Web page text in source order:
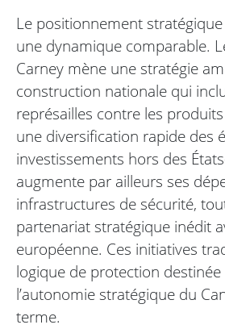
Le positionnement
une dynamique comparable.
Carney mène une stratégie
construction nationale qui
représailles contre les
une diversification rapide des
investissements hors des
augmente par ailleurs ses
infrastructures de sécurité,
partenariat stratégique inédit
européenne. Ces initiatives
logique de protection
l’autonomie stratégique du
terme.